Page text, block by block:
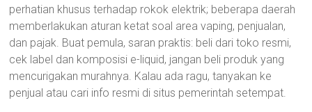
perhatian khusus terhadap rokok elektrik; beberapa daerah
memberlakukan aturan ketat soal area vaping, penjualan,
dan pajak. Buat pemula, saran praktis: beli dari toko resmi,
cek label dan komposisi e-liquid, jangan beli produk yang
mencurigakan murahnya. Kalau ada ragu, tanyakan ke
penjual atau cari info resmi di situs pemerintah setempat.